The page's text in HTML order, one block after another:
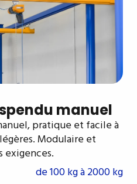
manuel
pratique et facile à
Modulaire et
exigences.
de 100 kg à 2000 kg